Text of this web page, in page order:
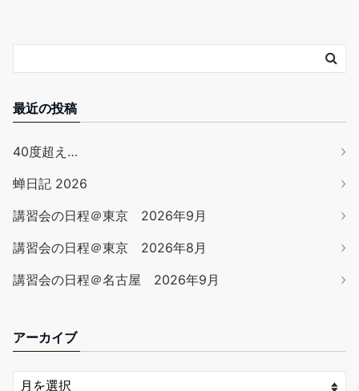
最近の投稿
40度超え…
蝉日記 2026
講習会の日程＠東京 2026年9月
講習会の日程＠東京 2026年8月
講習会の日程＠名古屋 2026年9月
アーカイブ